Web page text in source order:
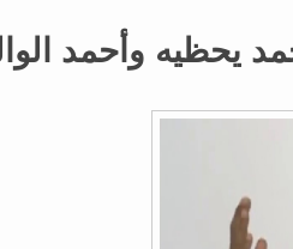
يحظيه وأحمد